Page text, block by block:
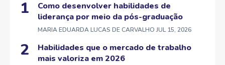
Como desenvolver habilidades de
liderança por meio da pós-graduação
MARIA EDUARDA LUCAS DE CARVALHO JUL 15, 2026
Habilidades que o mercado de trabalho
mais valoriza em 2026